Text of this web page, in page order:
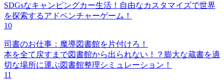
SDGsなキャンピングカー生活！自由なカスタマイズで世界
を探索するアドベンチャーゲーム！
10
司書のお仕事：魔導図書館を片付けろ！
本を全て戻すまで図書館から出られない！？膨大な蔵書を適
切な場所に運ぶ図書館整理シミュレーション！
11